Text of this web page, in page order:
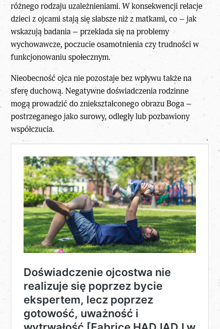
różnego rodzaju uzależnieniami. W konsekwencji relacje
dzieci z ojcami stają się słabsze niż z matkami, co – jak
wskazują badania – przekłada się na problemy
wychowawcze, poczucie osamotnienia czy trudności w
funkcjonowaniu społecznym.
Nieobecność ojca nie pozostaje bez wpływu także na
sferę duchową. Negatywne doświadczenia rodzinne
mogą prowadzić do zniekształconego obrazu Boga –
postrzeganego jako surowy, odległy lub pozbawiony
współczucia.